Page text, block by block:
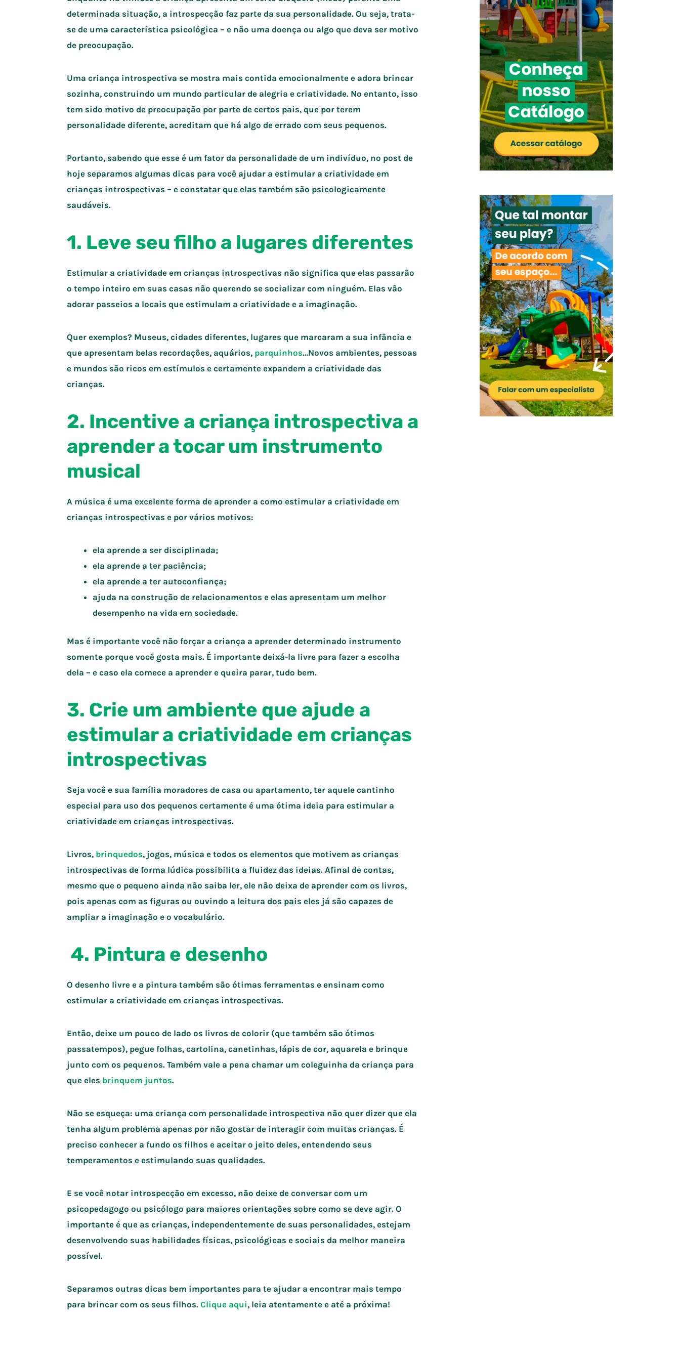
determinada situação, a introspecção faz parte da sua personalidade. Ou seja, trata-
se de uma característica psicológica – e não uma doença ou algo que deva ser motivo
de preocupação.
Uma criança introspectiva se mostra mais contida emocionalmente e adora brincar
sozinha, construindo um mundo particular de alegria e criatividade. No entanto, isso
tem sido motivo de preocupação por parte de certos pais, que por terem
personalidade diferente, acreditam que há algo de errado com seus pequenos.
Portanto, sabendo que esse é um fator da personalidade de um indivíduo, no post de
hoje separamos algumas dicas para você ajudar a estimular a criatividade em
crianças introspectivas – e constatar que elas também são psicologicamente
saudáveis.
1. Leve seu filho a lugares diferentes
Estimular a criatividade em crianças introspectivas não significa que elas passarão
o tempo inteiro em suas casas não querendo se socializar com ninguém. Elas vão
adorar passeios a locais que estimulam a criatividade e a imaginação.
Quer exemplos? Museus, cidades diferentes, lugares que marcaram a sua infância e
que apresentam belas recordações, aquários, parquinhos…Novos ambientes, pessoas
e mundos são ricos em estímulos e certamente expandem a criatividade das
crianças.
2. Incentive a criança introspectiva a
aprender a tocar um instrumento
musical
A música é uma excelente forma de aprender a como estimular a criatividade em
crianças introspectivas e por vários motivos:
ela aprende a ser disciplinada;
ela aprende a ter paciência;
ela aprende a ter autoconfiança;
ajuda na construção de relacionamentos e elas apresentam um melhor
desempenho na vida em sociedade.
Mas é importante você não forçar a criança a aprender determinado instrumento
somente porque você gosta mais. É importante deixá-la livre para fazer a escolha
dela – e caso ela comece a aprender e queira parar, tudo bem.
3. Crie um ambiente que ajude a
estimular a criatividade em crianças
introspectivas
Seja você e sua família moradores de casa ou apartamento, ter aquele cantinho
especial para uso dos pequenos certamente é uma ótima ideia para estimular a
criatividade em crianças introspectivas.
Livros, brinquedos, jogos, música e todos os elementos que motivem as crianças
introspectivas de forma lúdica possibilita a fluidez das ideias. Afinal de contas,
mesmo que o pequeno ainda não saiba ler, ele não deixa de aprender com os livros,
pois apenas com as figuras ou ouvindo a leitura dos pais eles já são capazes de
ampliar a imaginação e o vocabulário.
4. Pintura e desenho
O desenho livre e a pintura também são ótimas ferramentas e ensinam como
estimular a criatividade em crianças introspectivas.
Então, deixe um pouco de lado os livros de colorir (que também são ótimos
passatempos), pegue folhas, cartolina, canetinhas, lápis de cor, aquarela e brinque
junto com os pequenos. Também vale a pena chamar um coleguinha da criança para
que eles brinquem juntos.
Não se esqueça: uma criança com personalidade introspectiva não quer dizer que ela
tenha algum problema apenas por não gostar de interagir com muitas crianças. É
preciso conhecer a fundo os filhos e aceitar o jeito deles, entendendo seus
temperamentos e estimulando suas qualidades.
E se você notar introspecção em excesso, não deixe de conversar com um
psicopedagogo ou psicólogo para maiores orientações sobre como se deve agir. O
importante é que as crianças, independentemente de suas personalidades, estejam
desenvolvendo suas habilidades físicas, psicológicas e sociais da melhor maneira
possível.
Separamos outras dicas bem importantes para te ajudar a encontrar mais tempo
para brincar com os seus filhos. Clique aqui, leia atentamente e até a próxima!